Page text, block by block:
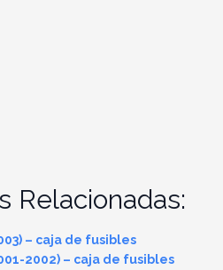
Relacionadas:
– caja de fusibles
2002) – caja de fusibles